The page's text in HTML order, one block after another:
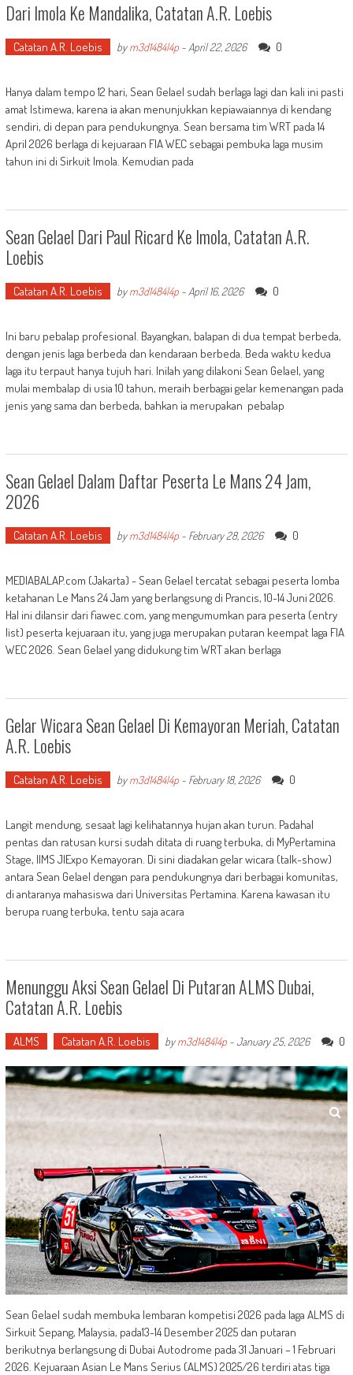
Dari Imola Ke Mandalika, Catatan A.R. Loebis
Catatan A.R. Loebis bym3d1484l4p- April 22, 2026 0
Hanya dalam tempo 12 hari, Sean Gelael sudah berlaga lagi dan kali ini pasti
amat Istimewa, karena ia akan menunjukkan kepiawaiannya di kendang
sendiri, di depan para pendukungnya. Sean bersama tim WRT pada 14
April 2026 berlaga di kejuaraan FIA WEC sebagai pembuka laga musim
tahun ini di Sirkuit Imola. Kemudian pada
Sean Gelael Dari Paul Ricard Ke Imola, Catatan A.R.
Loebis
Catatan A.R. Loebis bym3d1484l4p- April 16, 2026 0
Ini baru pebalap profesional. Bayangkan, balapan di dua tempat berbeda,
dengan jenis laga berbeda dan kendaraan berbeda. Beda waktu kedua
laga itu terpaut hanya tujuh hari. Inilah yang dilakoni Sean Gelael, yang
mulai membalap di usia 10 tahun, meraih berbagai gelar kemenangan pada
jenis yang sama dan berbeda, bahkan ia merupakan pebalap
Sean Gelael Dalam Daftar Peserta Le Mans 24 Jam,
2026
Catatan A.R. Loebis bym3d1484l4p- February 28, 2026 0
MEDIABALAP.com (Jakarta) - Sean Gelael tercatat sebagai peserta lomba
ketahanan Le Mans 24 Jam yang berlangsung di Prancis, 10-14 Juni 2026.
Hal ini dilansir dari fiawec.com, yang mengumumkan para peserta (entry
list) peserta kejuaraan itu, yang juga merupakan putaran keempat laga FIA
WEC 2026. Sean Gelael yang didukung tim WRT akan berlaga
Gelar Wicara Sean Gelael Di Kemayoran Meriah, Catatan
A.R. Loebis
Catatan A.R. Loebis bym3d1484l4p- February 18, 2026 0
Langit mendung, sesaat lagi kelihatannya hujan akan turun. Padahal
pentas dan ratusan kursi sudah ditata di ruang terbuka, di MyPertamina
Stage, IIMS JIExpo Kemayoran. Di sini diadakan gelar wicara (talk-show)
antara Sean Gelael dengan para pendukungnya dari berbagai komunitas,
di antaranya mahasiswa dari Universitas Pertamina. Karena kawasan itu
berupa ruang terbuka, tentu saja acara
Menunggu Aksi Sean Gelael Di Putaran ALMS Dubai,
Catatan A.R. Loebis
ALMS Catatan A.R. Loebis bym3d1484l4p-January 25, 2026 0
Sean Gelael sudah membuka lembaran kompetisi 2026 pada laga ALMS di
Sirkuit Sepang, Malaysia, pada13-14 Desember 2025 dan putaran
berikutnya berlangsung di Dubai Autodrome pada 31 Januari – 1 Februari
2026. Kejuaraan Asian Le Mans Serius (ALMS) 2025/26 terdiri atas tiga